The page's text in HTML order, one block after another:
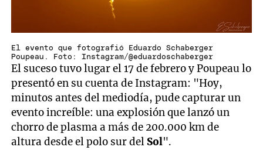
El evento que fotografió Eduardo Schaberger
Poupeau. Foto: Instagram/@eduardoschaberger
El suceso tuvo lugar el 17 de febrero y Poupeau lo
presentó en su cuenta de Instagram: "Hoy,
minutos antes del mediodía, pude capturar un
evento increíble: una explosión que lanzó un
chorro de plasma a más de 200.000 km de
altura desde el polo sur del Sol".